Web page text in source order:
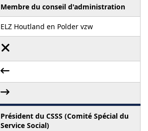
Membre du conseil d'administration
ELZ Houtland en Polder vzw
Président du CSSS (Comité Spécial du
Service Social)